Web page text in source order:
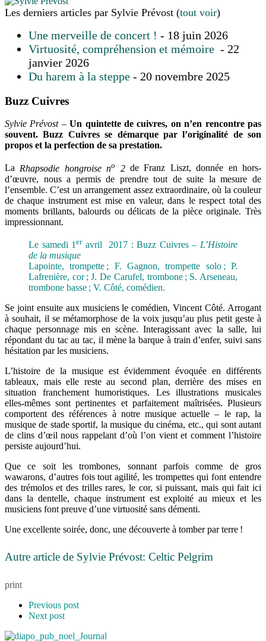
Les derniers articles par Sylvie Prévost (tout voir)
Une merveille de concert ! - 18 juin 2026
Virtuosité, compréhension et mémoire - 22
janvier 2026
Du harem à la steppe - 20 novembre 2025
Buzz Cuivres
Sylvie Prévost – Un quintette de cuivres, on n’en rencontre pas
souvent. Buzz Cuivres se démarque par l’originalité de son
propos et la perfection de sa prestation.
La Rhapsodie hongroise no 2de Franz Liszt, donnée en hors-
d’œuvre, nous a permis de prendre tout de suite la mesure de
l’ensemble. C’est un arrangement assez extraordinaire, où la couleur
de chaque instrument est mise en valeur, dans le respect total des
moments brillants, balourds ou délicats de la pièce originale. Très
impressionnant.
Le samedi 1eravril 2017 : Buzz Cuivres – L’Histoire
de la musique
Lapointe, trompette ; F. Gagnon, trompette solo ; P.
Lafrenière, cor ; J. De Carufel, trombone ; S. Arseneau,
trombone basse ; V. Côté, comédien.
Se joint ensuite aux musiciens le comédien, Vincent Côté. Arrogant
à souhait, il se métamorphose de la voix jusqu’au plus petit geste à
chaque personnage mis en scène. Interagissant avec la salle, lui
répondant du tac au tac, il mène la barque à train d’enfer, suivi sans
hésitation par les musiciens.
L’histoire de la musique est évidemment évoquée en différents
tableaux, mais elle reste au second plan, derrière des mises en
situation franchement humoristiques. Les illustrations musicales
elles-mêmes sont pertinentes et parfaitement maîtrisées. Plusieurs
comportent des références à notre musique actuelle – le rap, la
musique de stade sportif, la musique du cinéma, etc., qui sont autant
de clins d’œil nous rappelant d’où l’on vient et comment l’histoire
persiste aujourd’hui.
Que ce soit les trombones, sonnant parfois comme de gros
wawarons, d’autres fois tout agilité, les trompettes qui font entendre
des trémolos et des trilles rares, le cor, si puissant, mais qui fait ici
dans la dentelle, chaque instrument est exploité au mieux et les
musiciens font preuve d’une virtuosité sans démenti.
Une excellente soirée, donc, une découverte à tomber par terre !
Autre article de Sylvie Prévost: Celtic Pelgrim
print
Previous post
Next post